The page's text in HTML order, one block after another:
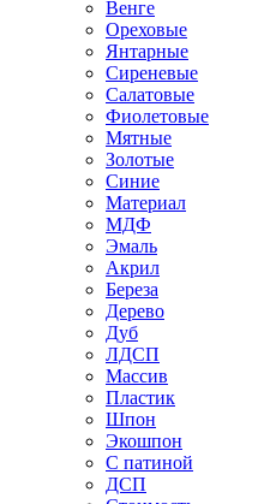
Венге
Ореховые
Янтарные
Сиреневые
Салатовые
Фиолетовые
Мятные
Золотые
Синие
Материал
МДФ
Эмаль
Акрил
Береза
Дерево
Дуб
ЛДСП
Массив
Пластик
Шпон
Экошпон
С патиной
ДСП